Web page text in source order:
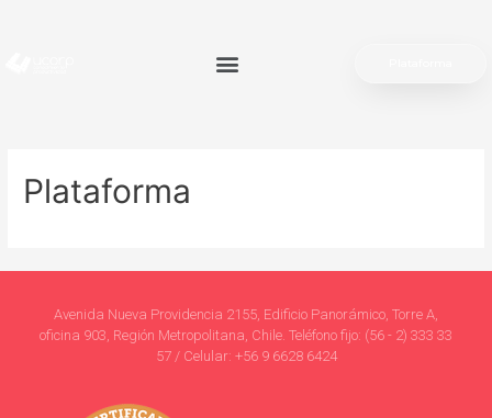
Plataforma
Avenida Nueva Providencia 2155, Edificio Panorámico, Torre A,
oficina 903, Región Metropolitana, Chile. Teléfono fijo: (56 - 2) 333 33
57 / Celular: +56 9 6628 6424